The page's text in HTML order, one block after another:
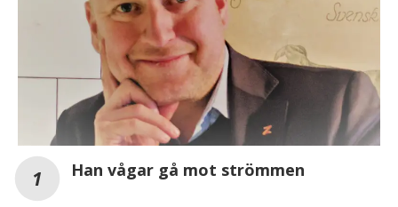
Han vågar gå mot strömmen